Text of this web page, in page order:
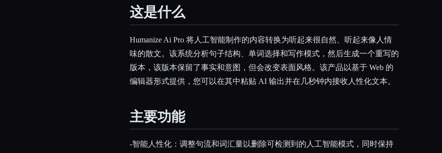
这是什么
Humanize Ai Pro 将人工智能制作的内容转换为听起来很自然、听起来像人情
味的散文。该系统分析句子结构、单词选择和写作模式，然后生成一个重写的
版本，该版本保留了事实和意图，但会改变表面风格。该产品以基于 Web 的
编辑器形式提供，您可以在其中粘贴 AI 输出并在几秒钟内接收人性化文本。
主要功能
-智能人性化：调整句流和词汇量以删除可检测到的人工智能模式，同时保持